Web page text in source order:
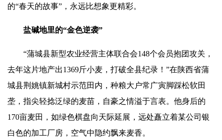
的“春天的故事”，永远比想象更精彩。
盐碱地里的“金色逆袭”
“蒲城县新型农业经营主体联合会148个会员抱团攻关，
去年这片地产出1369斤小麦，打破全县纪录！”在陕西省蒲
城县荆姚镇新城村示范田内，种粮大户常广寅脚踩松软田
垄，指尖轻捻泛绿的麦苗，自豪之情溢于言表。他身后的
170亩麦田，如绿色棋盘向天际延展，远处矗立着某公司银
白色的加工厂房，空气中隐约飘来麦香。